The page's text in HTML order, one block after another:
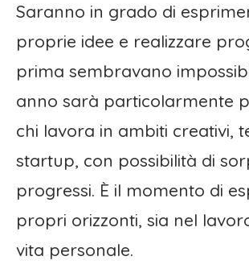
Saranno in grado di
proprie idee e realizzare
prima sembravano
anno sarà particolarmente
chi lavora in ambiti creativi,
startup, con possibilità di
progressi. È il momento di
propri orizzonti, sia nel
vita personale.